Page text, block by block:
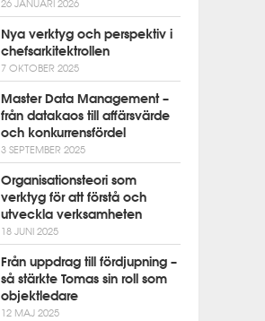
26 JANUARI 2026
Nya verktyg och perspektiv i
chefsarkitektrollen
7 OKTOBER 2025
Master Data Management –
från datakaos till affärsvärde
och konkurrensfördel
3 SEPTEMBER 2025
Organisationsteori som
verktyg för att förstå och
utveckla verksamheten
18 JUNI 2025
Från uppdrag till fördjupning –
så stärkte Tomas sin roll som
objektledare
12 MAJ 2025